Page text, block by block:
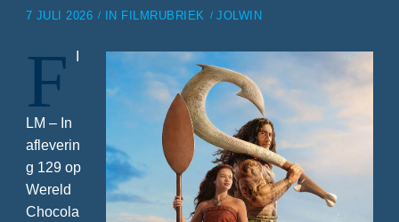
7 JULI 2026 IN FILMRUBRIEK JOLWIN
F
LM – In
afleverin
g 129 op
Wereld
Chocola